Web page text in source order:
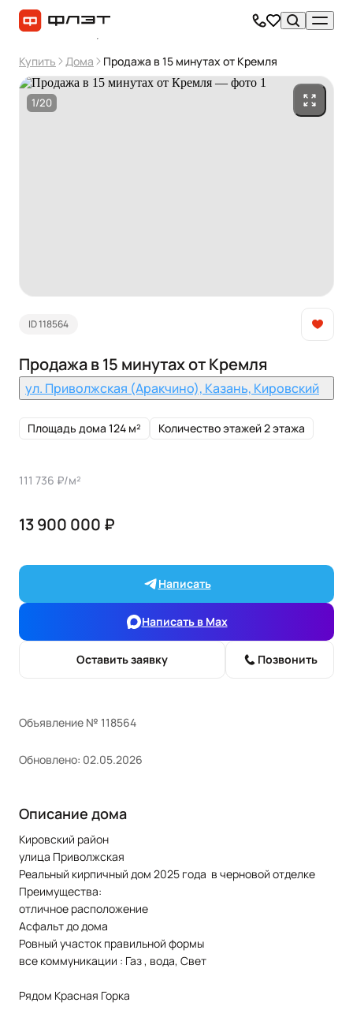
Купить Дома Продажа в 15 минутах от Кремля
1/20
ID 118564
Продажа в 15 минутах от Кремля
ул. Приволжская (Аракчино), Казань, Кировский
Площадь дома 124 м² Количество этажей 2 этажа
111 736 ₽/м²
13 900 000 ₽
Написать
Написать в Max
Оставить заявку Позвонить
Объявление № 118564
Обновлено: 02.05.2026
Описание дома
Кировский район
улица Приволжская
Реальный кирпичный дом 2025 года в черновой отделке
Преимущества:
отличное расположение
Асфальт до дома
Ровный участок правильной формы
все коммуникации : Газ , вода, Свет
Рядом Красная Горка